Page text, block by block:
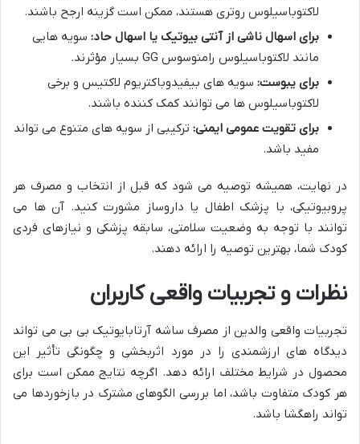
لاکتوباسیلوس روتری هستند، ممکن است گزینه ارجح باشند.
برای اسهال ناشی از آنتی بیوتیک یا اسهال حاد: سویه هایی
مانند لاکتوباسیلوس رامنوسوس GG بسیار مؤثرند.
برای یبوست: سویه های بیفیدوباکتریوم لاکتیس و برخی
لاکتوباسیلوس ها می توانند کمک کننده باشند.
برای تقویت عمومی ایمنی: ترکیبی از سویه های متنوع می تواند
مفید باشد.
در نهایت، همیشه توصیه می شود که قبل از انتخاب و مصرف هر
پروبیوتیکی، با پزشک اطفال یا داروساز مشورت کنید. آن ها می
توانند با توجه به وضعیت سلامتی، سابقه پزشکی و نیازهای فردی
کودک شما، بهترین توصیه را ارائه دهند.
نظرات و تجربیات واقعی کاربران
تجربیات واقعی والدین از مصرف ساشه آرتابایوتیک بی بی می تواند
دیدگاه های ارزشمندی را در مورد اثربخشی و چگونگی تأثیر این
محصول در شرایط مختلف ارائه دهد. اگرچه نتایج ممکن است برای
هر کودک متفاوت باشد، اما بررسی الگوهای مشترک در بازخوردها می
تواند راهگشا باشد.